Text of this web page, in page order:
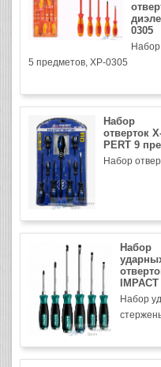
0305
Набор
5 предметов, XP-0305
Набор
отверток
PERT 9
Набор
Набор
Набор